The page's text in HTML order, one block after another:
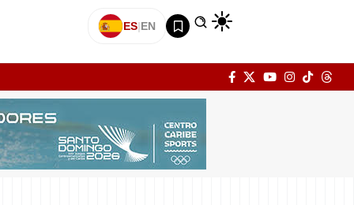
ES|EN